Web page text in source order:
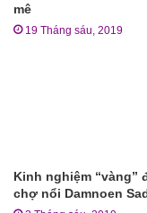
mê
19 Tháng sáu, 2019
Kinh nghiệm “vàng”
chợ nổi Damnoen